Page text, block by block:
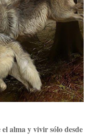
alma y vivir sólo desde